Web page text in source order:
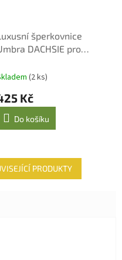
šperkovnice
DACHSIE pro
(2 ks)
Kč
Do košíku
PRODUKTY
z 5 hvězdiček.